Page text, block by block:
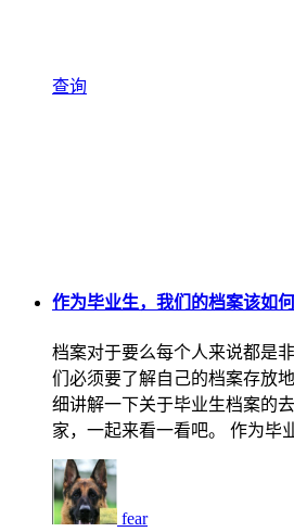
查询
作为毕业生，我们的档案该如何
档案对于要么每个人来说都是
们必须要了解自己的档案存放
细讲解一下关于毕业生档案的
家，一起来看一看吧。 作为毕
fear